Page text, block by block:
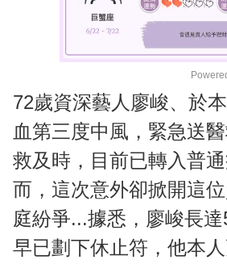
72歲資深藝人廖峻、於
血第三度中風，緊急送
救及時，目前已轉入普
而，這次意外卻掀開這
庭紛爭...據悉，廖峻長達
早已劃下休止符，他本